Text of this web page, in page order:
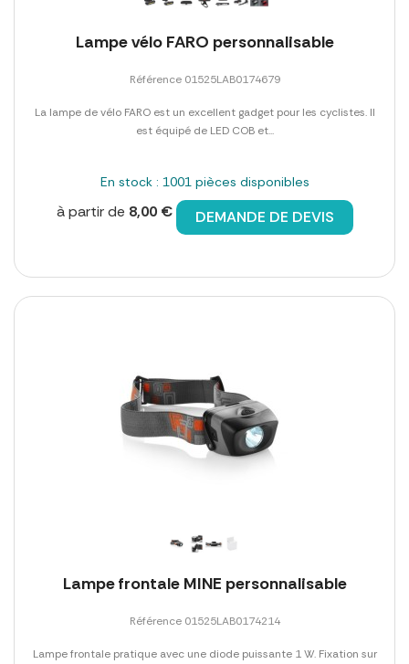
Lampe vélo FARO personnalisable
Référence 01525LAB0174679
La lampe de vélo FARO est un excellent gadget pour les cyclistes. Il
est équipé de LED COB et...
En stock : 1001 pièces disponibles
à partir de 8,00 € DEMANDE DE DEVIS
Lampe frontale MINE personnalisable
Référence 01525LAB0174214
Lampe frontale pratique avec une diode puissante 1 W. Fixation sur